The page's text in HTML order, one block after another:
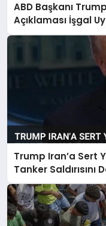
ABD Başkanı
Açıklaması İşgal
Trump Iran’a Sert
Tanker Saldırısını